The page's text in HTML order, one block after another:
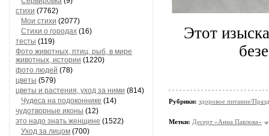
стихи (7762)
Мои стихи (2077)
Стихи о городах (16)
тесты (119)
Фото животных, птиц, рыб, в мире
животных, истории (1220)
фото людей (78)
цветы (579)
цветы и растения, уход за ними (814)
Чудеса на подоконнике (14)
чудотворные иконы (12)
это надо знать женщине (1522)
Уход за лицом (700)
Этот
Рубрики: здоровое питание/
Метки: Десерт «Анна Павлова»